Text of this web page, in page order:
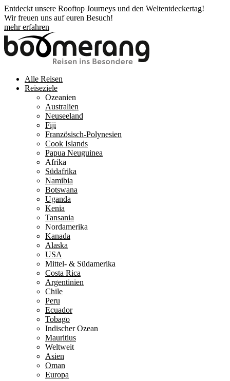
Entdeckt unsere Rooftop Journeys und den Weltentdeckertag!
Wir freuen uns auf euren Besuch!
mehr erfahren
Alle Reisen
Reiseziele
Ozeanien
Australien
Neuseeland
Fiji
Französisch-Polynesien
Cook Islands
Papua Neuguinea
Afrika
Südafrika
Namibia
Botswana
Uganda
Kenia
Tansania
Nordamerika
Kanada
Alaska
USA
Mittel- & Südamerika
Costa Rica
Argentinien
Chile
Peru
Ecuador
Tobago
Indischer Ozean
Mauritius
Weltweit
Asien
Oman
Europa